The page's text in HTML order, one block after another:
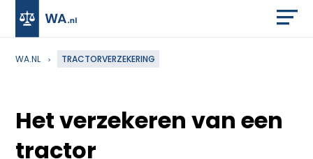
WA.NL TRACTORVERZEKERING
Het verzekeren van een
tractor